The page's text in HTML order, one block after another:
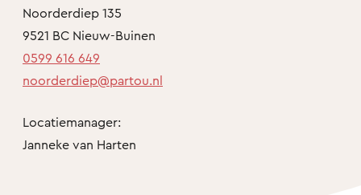
Noorderdiep 135
9521 BC Nieuw-Buinen
0599 616 649
noorderdiep@partou.nl
Locatiemanager:
Janneke van Harten